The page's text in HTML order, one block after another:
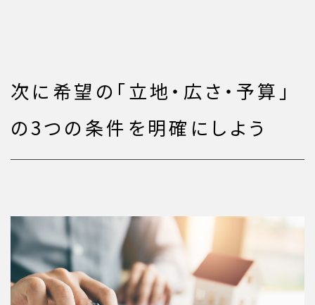
次に希望の「立地・広さ・予算」
の3つの条件を明確にしよう